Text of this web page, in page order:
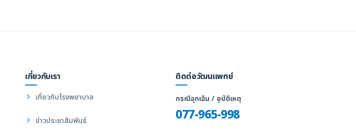
ติดต่อวัฒนแพทย์
กรณีฉุกเฉิน / อุบัติเหตุ
077-965-998
เกี่ยวกับเรา
เกี่ยวกับโรงพยาบาล
ข่าวประชาสัมพันธ์